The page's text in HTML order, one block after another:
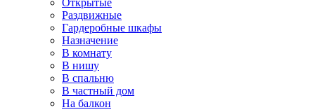
Открытые
Раздвижные
Гардеробные шкафы
Назначение
В комнату
В нишу
В спальню
В частный дом
На балкон